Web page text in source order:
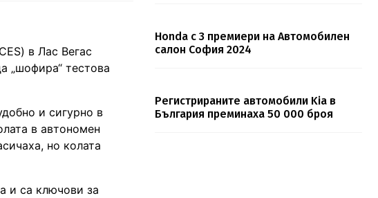
в Лас Вегас
„шофира“ тестова
и сигурно в
в автономен
но колата
и са ключови за
Honda с 3 премиери на Автомобилен
салон София 2024
Регистрираните автомобили Kia в
България преминаха 50 000 броя